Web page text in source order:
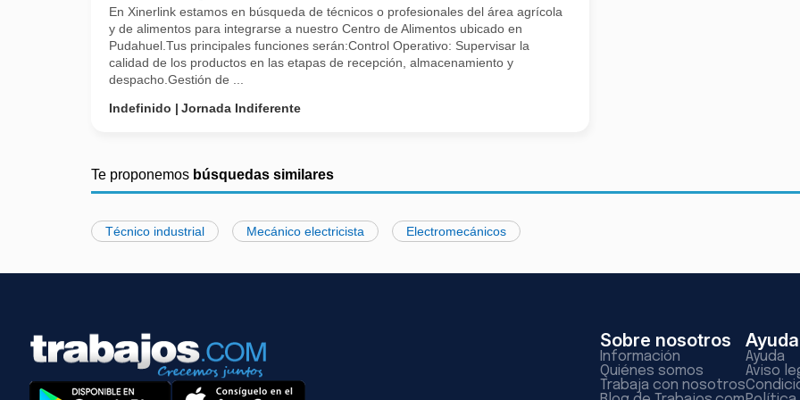
En Xinerlink estamos en búsqueda de técnicos o profesionales del área agrícola
y de alimentos para integrarse a nuestro Centro de Alimentos ubicado en
Pudahuel.Tus principales funciones serán:Control Operativo: Supervisar la
calidad de los productos en las etapas de recepción, almacenamiento y
despacho.Gestión de ...
Indefinido
Jornada Indiferente
Te proponemos búsquedas similares
Técnico industrial Mecánico electricista Electromecánicos
Sobre nosotros
Información
Quiénes somos
Trabaja con nosotros
Ayuda
Ayuda
Aviso